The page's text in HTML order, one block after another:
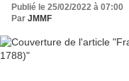
Publié le 25/02/2022 à 07:00
Par JMMF